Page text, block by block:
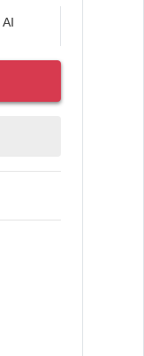
AI